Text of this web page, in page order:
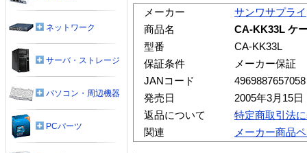
メーカー
サンワサプライ
商品名
CA-KK33L ケ
型番
CA-KK33L
保証条件
メーカー保証
JANコード
4969887657058
発売日
2005年3月15日
返品について
特定商取引法
関連
メーカー商品
ネットワーク
サーバ・ストレージ
パソコン・周辺機器
PCパーツ